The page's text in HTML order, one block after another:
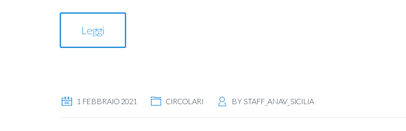
Leggi
1 FEBBRAIO 2021 CIRCOLARI BY STAFF_ANAV_SICILIA